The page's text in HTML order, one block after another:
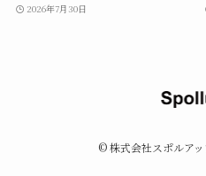
2026年7月30日
©株式会社スポルア